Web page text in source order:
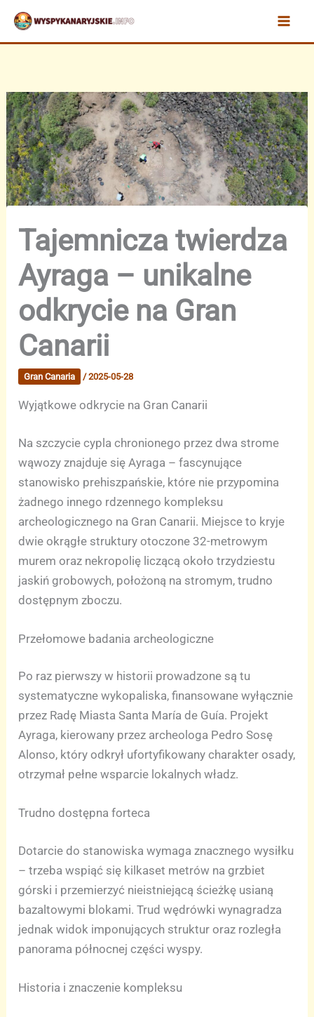
Przejdź
treści
Tajemnicza twierdza
Ayraga – unikalne
odkrycie na Gran
Canarii
Gran Canaria /2025-05-28
Wyjątkowe odkrycie na Gran Canarii
Na szczycie cypla chronionego przez dwa strome
wąwozy znajduje się Ayraga – fascynujące
stanowisko prehiszpańskie, które nie przypomina
żadnego innego rdzennego kompleksu
archeologicznego na Gran Canarii. Miejsce to kryje
dwie okrągłe struktury otoczone 32-metrowym
murem oraz nekropolię liczącą około trzydziestu
jaskiń grobowych, położoną na stromym, trudno
dostępnym zboczu.
Przełomowe badania archeologiczne
Po raz pierwszy w historii prowadzone są tu
systematyczne wykopaliska, finansowane wyłącznie
przez Radę Miasta Santa María de Guía. Projekt
Ayraga, kierowany przez archeologa Pedro Sosę
Alonso, który odkrył ufortyfikowany charakter osady,
otrzymał pełne wsparcie lokalnych władz.
Trudno dostępna forteca
Dotarcie do stanowiska wymaga znacznego wysiłku
– trzeba wspiąć się kilkaset metrów na grzbiet
górski i przemierzyć nieistniejącą ścieżkę usianą
bazaltowymi blokami. Trud wędrówki wynagradza
jednak widok imponujących struktur oraz rozległa
panorama północnej części wyspy.
Historia i znaczenie kompleksu